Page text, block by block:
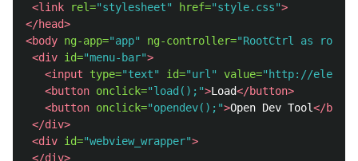
<link
rel="stylesheet" href="style.css">
</head>
<body ng-app="app" ng-controller="RootCtrl as root"
<div id="menu-bar">
<input
type="text" id="url" value="http://
<button onclick="load();">Load</button>
<button onclick="opendev();">Open Dev Tool</
</div>
<div id="webview_wrapper">
</div>